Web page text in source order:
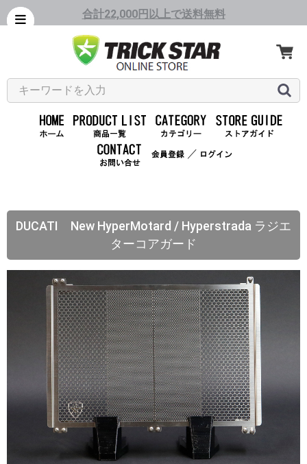
合計22,000円以上で送料無料
／
DUCATI New HyperMotard / Hyperstrada ラジエ
ターコアガード